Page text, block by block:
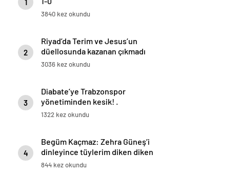
1
3840 kez okundu
2
Riyad’da Terim ve Jesus’un
düellosunda kazanan çıkmadı
3036 kez okundu
3
Diabate’ye Trabzonspor
yönetiminden kesik! .
1322 kez okundu
4
Begüm Kaçmaz: Zehra Güneş’i
dinleyince tüylerim diken diken
oldu | Eda Erdem’i çok izliyorum
844 kez okundu